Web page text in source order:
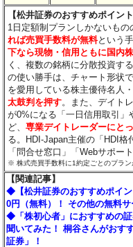
【松井証券のおすすめポイント
1日定額制プランしかないもの
れば売買手数料が無料という
下なら現物・信用ともに国内
く、複数の銘柄に分散投資す
の使い勝手は、チャート形状
を愛用している株主優待名人
太鼓判を押す。また、デイト
が0%になる「一日信用取引
ど、専業デイトレーダーにと
る。HDI-Japan主催の「HDI格
「問合せ窓口」「Webサポー
※ 株式売買手数料に1約定ごとのプラン
【関連記事】
◆【松井証券のおすすめポイ
0円（無料）！ その他の無料
◆「株初心者」におすすめの
聞いてみた！ 桐谷さんがおす
証券」！